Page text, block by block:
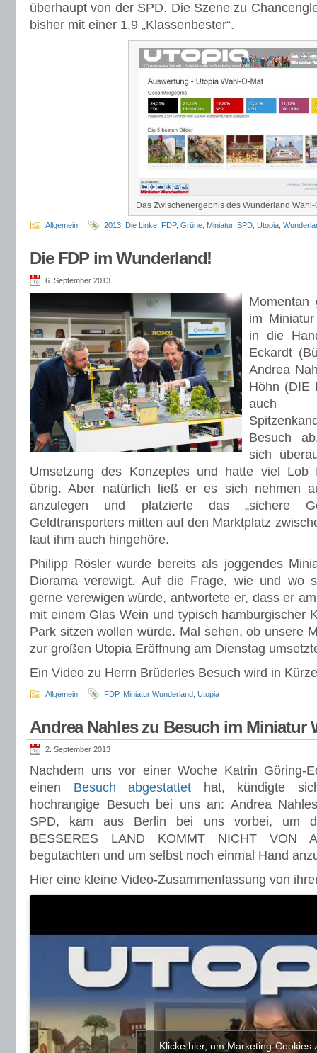
überhaupt von der SPD. Die Szene zu
bisher mit einer 1,9 „Klassenbester“.
Das Zwischenergebnis des Wunderland Wahl-
Allgemein 2013 Die Linke FDP, Grüne Miniatur, SPD Utopia
Die FDP im Wunderland!
6. September 2013
Momentan
im
in die
Eckardt
Andrea
Höhn (DIE
auch
Besuch
sich
Umsetzung des Konzeptes und hatte viel Lob
übrig. Aber natürlich ließ er es sich nehmen
anzulegen und platzierte das „sichere
Geldtransporters mitten auf den Marktplatz
laut ihm auch hingehöre.
Philipp Rösler wurde bereits als joggendes
Diorama verewigt. Auf die Frage, wie und wo
gerne verewigen würde, antwortete er, dass er
mit einem Glas Wein und typisch hamburgischer
Park sitzen wollen würde. Mal sehen, ob unsere
zur großen Utopia Eröffnung am Dienstag
Ein Video zu Herrn Brüderles Besuch wird in
Allgemein FDP, Miniatur Wunderland Utopia
Andrea Nahles zu Besuch im Miniatur
2. September 2013
Nachdem uns vor einer Woche Katrin Göring-
einen Besuch abgestattet hat, kündigte
hochrangige Besuch bei uns an: Andrea
SPD, kam aus Berlin bei uns vorbei, um
BESSERES LAND KOMMT NICHT VON
begutachten und um selbst noch einmal Hand
Hier eine kleine Video-Zusammenfassung von
Klicke hier, um Marketing-Cookies